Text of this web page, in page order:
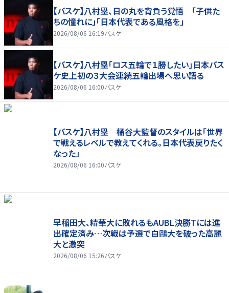
【バスケ】八村塁、日の丸を背負う覚悟 「子供た
ちの憧れに」「日本代表である風格を」
2026/08/06 16:19バスケ
【バスケ】八村塁「ロス五輪で１勝したい」日本バス
ケ史上初の３大会連続五輪出場へ思い語る
2026/08/06 16:00バスケ
【バスケ】八村塁 桶谷大監督のスタイルは「世界
で戦えるレベルで教えてくれる。日本代表戻りたく
なった」
2026/08/06 16:00バスケ
早稲田大、精華大に敗れるもAUBL決勝Tには進
出確定済み…次戦は予選で白鷗大を破った高麗
大と激突
2026/08/06 15:26バスケ